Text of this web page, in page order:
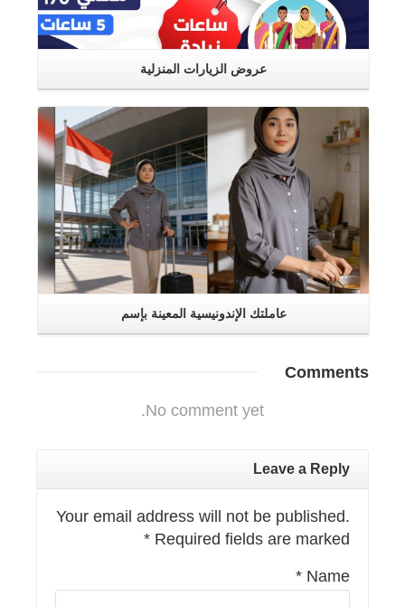
عروض الزيارات المنزلية
عاملتك الإندونيسية المعينة بإسم
Comments
No comment yet.
Leave a Reply
Your email address will not be published.
Required fields are marked
*
Name
*